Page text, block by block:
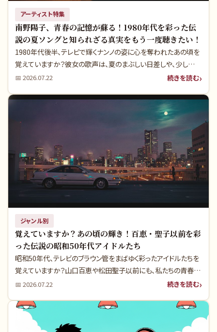
アーティスト特集
南野陽子、青春の記憶が蘇る！1980年代を彩った伝
説の夏ソングと知られざる真実をもう一度聴きたい！
1980年代後半、テレビで輝くナンノの姿に心を奪われたあの頃を
覚えていますか？彼女の歌声は、夏のまぶしい日差しや、少し切な
い夕焼けの記憶といつも寄り添っていました。今回は、南野陽子
人が知らない楽曲の背景や、当時の社会に与えた影響に深く迫り
📅2026.07.22 続きを読む
ジャンル別
覚えていますか？あの頃の輝き！百恵・聖子以前を彩
った伝説の昭和50年代アイドルたち
昭和50年代、テレビのブラウン管をまばゆく彩ったアイドルたちを
覚えていますか？山口百恵や松田聖子以前にも、私たちの青春を
熱くした歌姫たちがいました。当時のテレビの前で胸をときめかせ
気感で、あの頃へタイムスリップしましょう。
📅2026.07.22 続きを読む